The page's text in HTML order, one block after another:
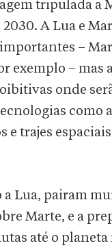
tripulada a
2030. A Lua e
–
exemplo – mas
onde
como
e trajes
a Lua, pairam
Marte, e a
até o planeta